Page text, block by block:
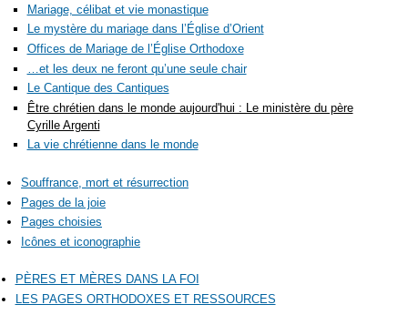
Mariage, célibat et vie monastique
Le mystère du mariage dans l’Église d’Orient
Offices de Mariage de l’Église Orthodoxe
…et les deux ne feront qu’une seule chair
Le Cantique des Cantiques
Être chrétien dans le monde aujourd'hui : Le ministère du père
Cyrille Argenti
La vie chrétienne dans le monde
Souffrance, mort et résurrection
Pages de la joie
Pages choisies
Icônes et iconographie
PÈRES ET MÈRES DANS LA FOI
LES PAGES ORTHODOXES ET RESSOURCES